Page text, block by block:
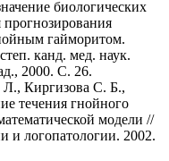
биологических
гайморитом.
канд. мед. наук.
2000. C. 26.
Киргизова С. Б.,
течения гнойного
модели //
и логопатологии. 2002.